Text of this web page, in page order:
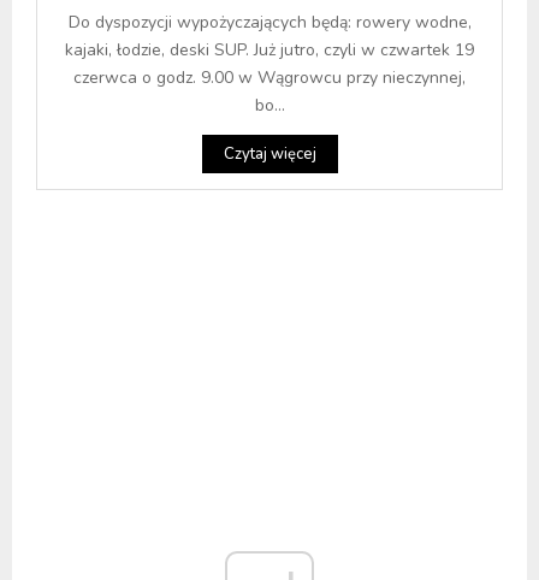
Do dyspozycji wypożyczających będą: rowery wodne,
kajaki, łodzie, deski SUP. Już jutro, czyli w czwartek 19
czerwca o godz. 9.00 w Wągrowcu przy nieczynnej,
bo...
Czytaj więcej